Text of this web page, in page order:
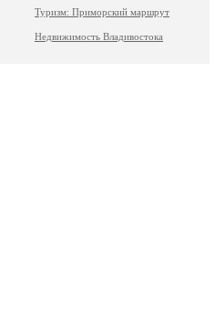
Туризм: Приморский маршрут
Недвижимость Владивостока